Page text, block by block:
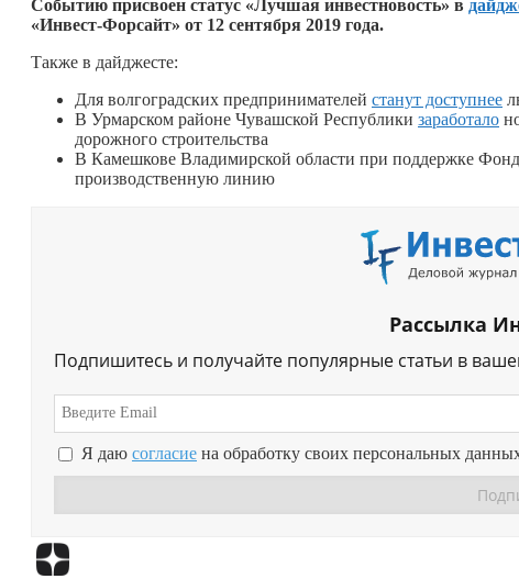
Событию присвоен статус «Лучшая инвестновость» в
«Инвест-Форсайт» от 12 сентября 2019 года.
Также в дайджесте:
Для волгоградских предпринимателей станут доступнее
В Урмарском районе Чувашской Республики заработало
дорожного строительства
В Камешкове Владимирской области при поддержке
производственную линию
Рассылка
Подпишитесь и получайте популярные статьи в
Я даю согласие на обработку своих персональных